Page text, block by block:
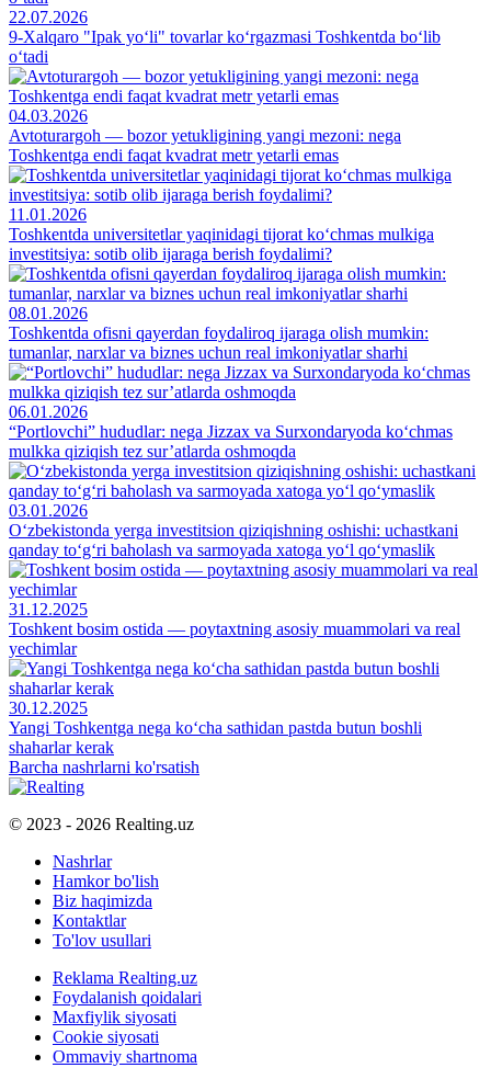
22.07.2026
9-Xalqaro "Ipak yo‘li" tovarlar ko‘rgazmasi Toshkentda bo‘lib
o‘tadi
04.03.2026
Avtoturargoh — bozor yetukligining yangi mezoni: nega
Toshkentga endi faqat kvadrat metr yetarli emas
11.01.2026
Toshkentda universitetlar yaqinidagi tijorat ko‘chmas mulkiga
investitsiya: sotib olib ijaraga berish foydalimi?
08.01.2026
Toshkentda ofisni qayerdan foydaliroq ijaraga olish mumkin:
tumanlar, narxlar va biznes uchun real imkoniyatlar sharhi
06.01.2026
“Portlovchi” hududlar: nega Jizzax va Surxondaryoda ko‘chmas
mulkka qiziqish tez sur’atlarda oshmoqda
03.01.2026
O‘zbekistonda yerga investitsion qiziqishning oshishi: uchastkani
qanday to‘g‘ri baholash va sarmoyada xatoga yo‘l qo‘ymaslik
31.12.2025
Toshkent bosim ostida — poytaxtning asosiy muammolari va real
yechimlar
30.12.2025
Yangi Toshkentga nega ko‘cha sathidan pastda butun boshli
shaharlar kerak
Barcha nashrlarni ko'rsatish
© 2023 - 2026 Realting.uz
Nashrlar
Hamkor bo'lish
Biz haqimizda
Kontaktlar
To'lov usullari
Reklama Realting.uz
Foydalanish qoidalari
Maxfiylik siyosati
Cookie siyosati
Ommaviy shartnoma